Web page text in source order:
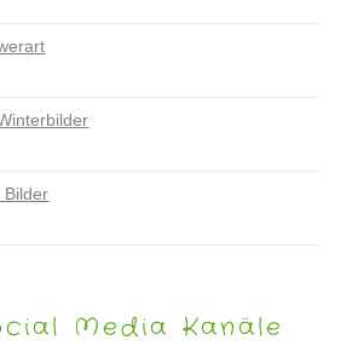
Bilder
Media Kanäle